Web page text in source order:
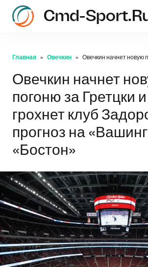
Cmd-
Главная Овечкин Овечкин начнет новую
Овечкин начнет
погоню за Гретцки
грохнет клуб
прогноз на
«Бостон»